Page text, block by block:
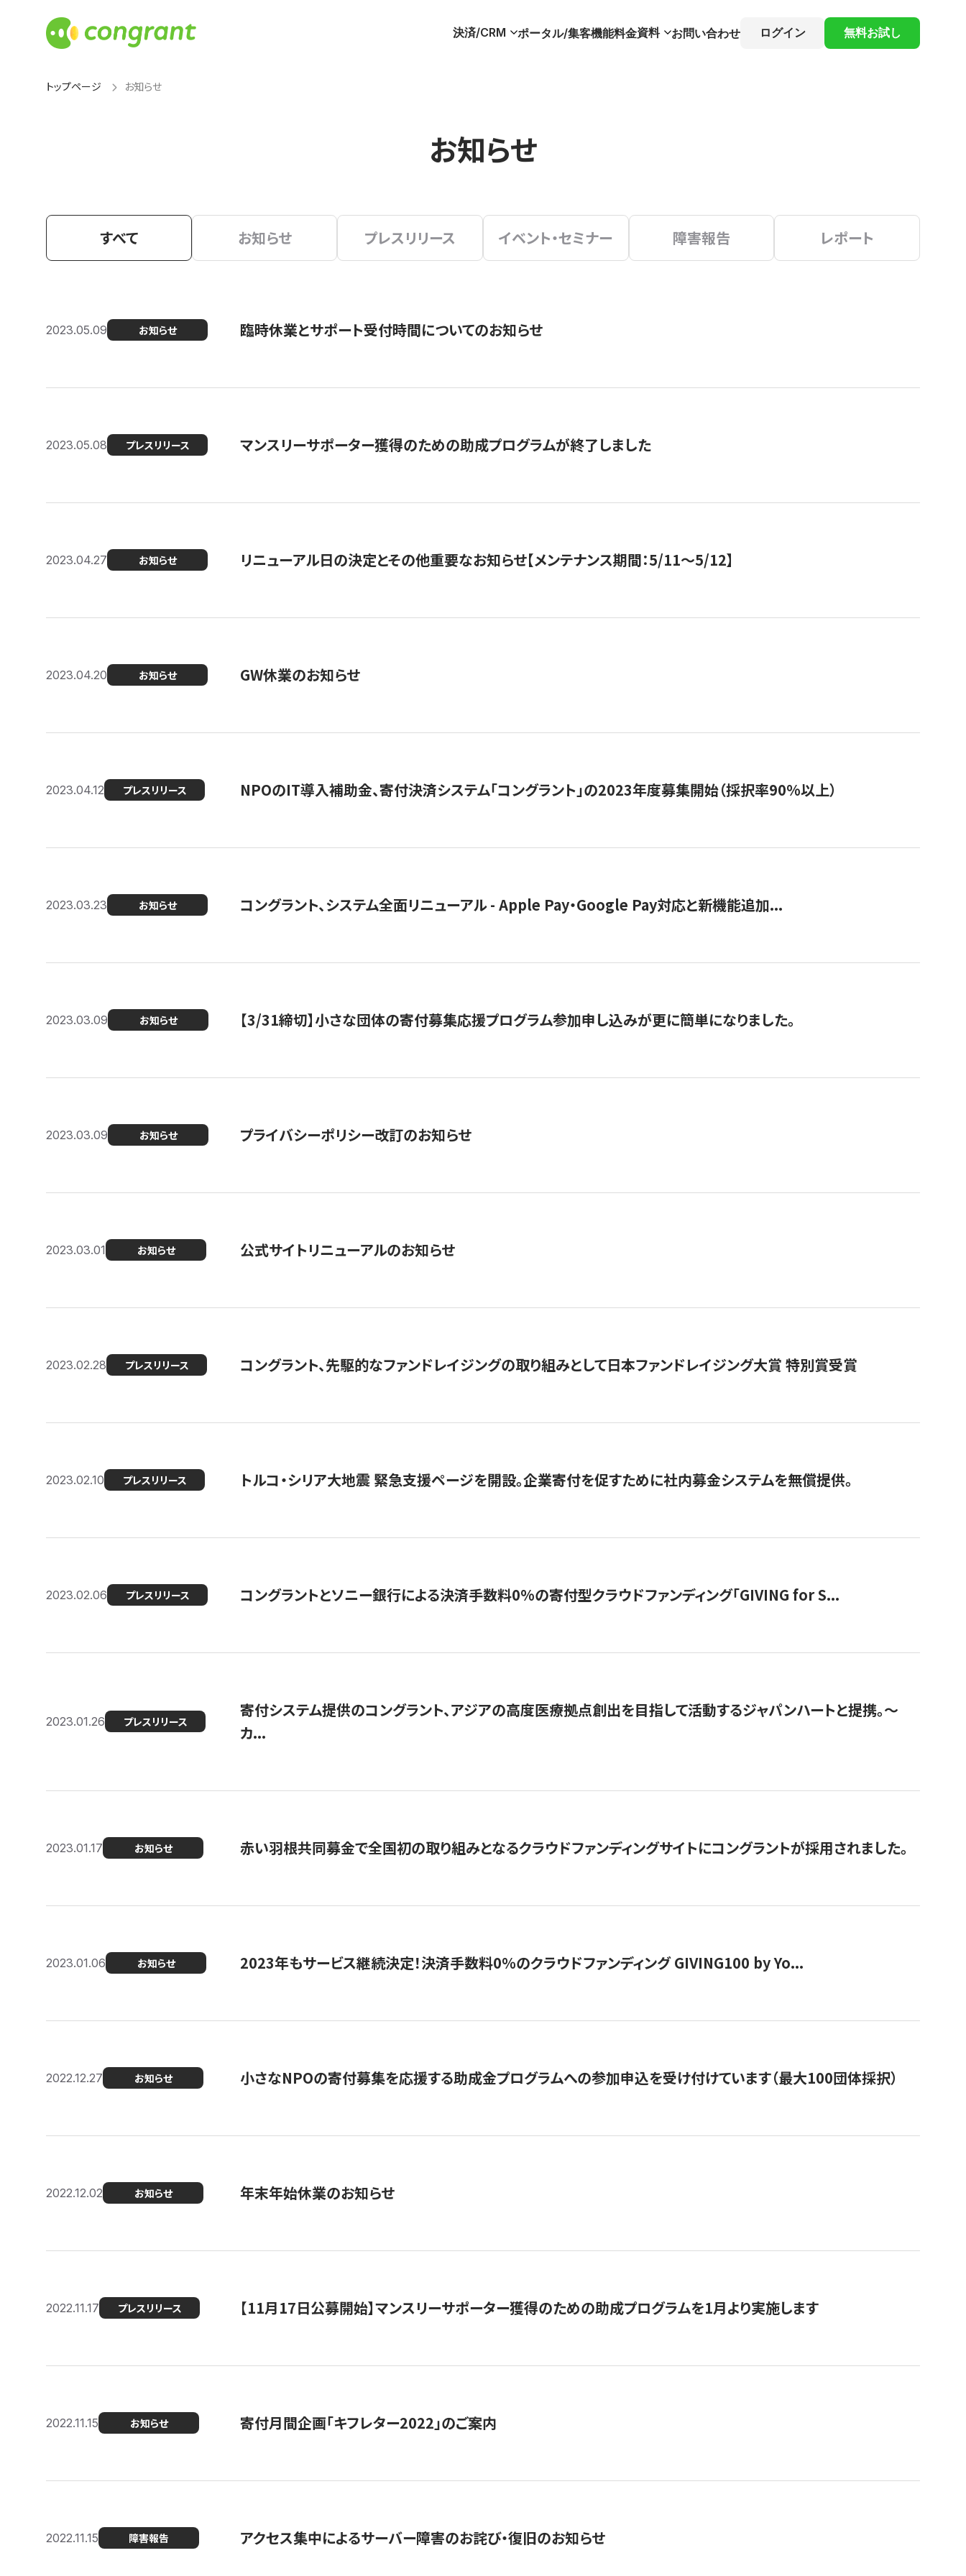
決済/CRM ポータル/集客機能料金資料 お問い合わせ ログイン 無料お試し
トップページ お知らせ
お知らせ
すべて お知らせ プレスリリース イベント・セミナー 障害報告 レポート
2023.05.09 お知らせ 臨時休業とサポート受付時間についてのお知らせ
2023.05.08 プレスリリース マンスリーサポーター獲得のための助成プログラムが終了しました
2023.04.27 お知らせ リニューアル日の決定とその他重要なお知らせ【メンテナンス期間：5/11～5/12】
2023.04.20 お知らせ GW休業のお知らせ
2023.04.12 プレスリリース NPOのIT導入補助金、寄付決済システム「コングラント」の2023年度募集開始（採択率90%以上）
2023.03.23 お知らせ コングラント、システム全面リニューアル - Apple Pay・Google Pay対応と新機能追加...
2023.03.09 お知らせ 【3/31締切】小さな団体の寄付募集応援プログラム参加申し込みが更に簡単になりました。
2023.03.09 お知らせ プライバシーポリシー改訂のお知らせ
2023.03.01 お知らせ 公式サイトリニューアルのお知らせ
2023.02.28 プレスリリース コングラント、先駆的なファンドレイジングの取り組みとして日本ファンドレイジング大賞 特別賞受賞
2023.02.10 プレスリリース トルコ・シリア大地震 緊急支援ページを開設。企業寄付を促すために社内募金システムを無償提供。
2023.02.06 プレスリリース コングラントとソニー銀行による決済手数料0%の寄付型クラウドファンディング「GIVING for S...
2023.01.26 プレスリリース
寄付システム提供のコングラント、アジアの高度医療拠点創出を目指して活動するジャパンハートと提携。〜
カ...
2023.01.17 お知らせ 赤い羽根共同募金で全国初の取り組みとなるクラウドファンディングサイトにコングラントが採用されました。
2023.01.06 お知らせ 2023年もサービス継続決定！決済手数料0％のクラウドファンディング GIVING100 by Yo...
2022.12.27 お知らせ 小さなNPOの寄付募集を応援する助成金プログラムへの参加申込を受け付けています（最大100団体採択）
2022.12.02 お知らせ 年末年始休業のお知らせ
2022.11.17 プレスリリース 【11月17日公募開始】マンスリーサポーター獲得のための助成プログラムを1月より実施します
2022.11.15 お知らせ 寄付月間企画「キフレター2022」のご案内
2022.11.15 障害報告 アクセス集中によるサーバー障害のお詫び・復旧のお知らせ